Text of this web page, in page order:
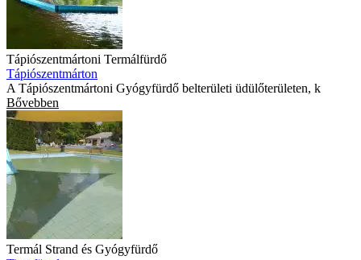
Tápiószentmártoni Termálfürdő
Tápiószentmárton
A Tápiószentmártoni Gyógyfürdő belterületi üdülőterületen, k
Bővebben
Termál Strand és Gyógyfürdő